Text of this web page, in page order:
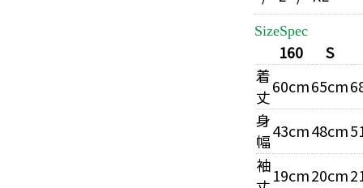
SizeSpec
160 S
着
丈60cm65cm
身
幅43cm48cm
袖19cm20cm